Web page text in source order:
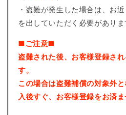
・盗難が発生した場合は、お
を出していただく必要がありま
■ご注意■
盗難された後、お客様登録さ
す。
この場合は盗難補償の対象外
入後すぐ、お客様登録をお済ま